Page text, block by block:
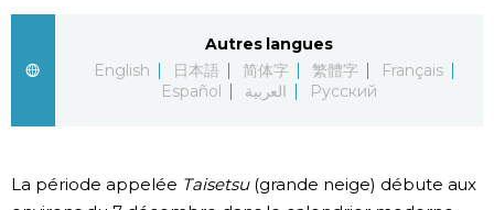
Séries
Personnages
Images
Autres langues
English
日本語 简体字 繁體字
Français
Español
العربية Русский
La période appelée Taisetsu(grande neige) débute aux